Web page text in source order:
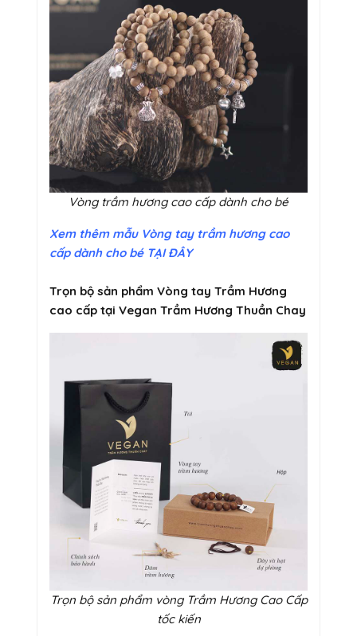
Vòng trầm hương cao cấp dành cho bé
Xem thêm mẫu Vòng tay trầm hương cao
cấp dành cho bé TẠI ĐÂY
Trọn bộ sản phẩm Vòng tay Trầm Hương
cao cấp tại Vegan Trầm Hương Thuần Chay
Trọn bộ sản phẩm vòng Trầm Hương Cao Cấp
tốc kiến